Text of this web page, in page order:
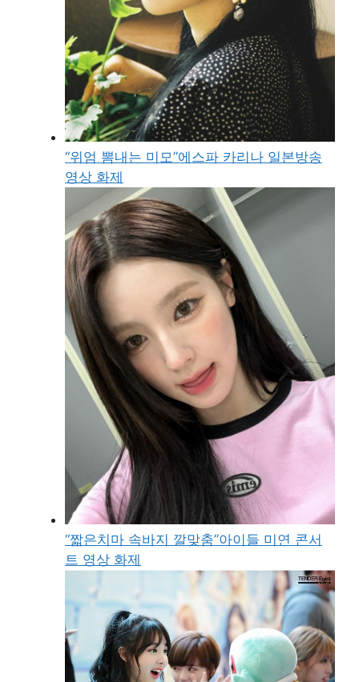
“위엄 뽐내는 미모”에스파 카리나 일본방송
영상 화제
“짧은치마 속바지 깔맞춤”아이들 미연 콘서
트 영상 화제